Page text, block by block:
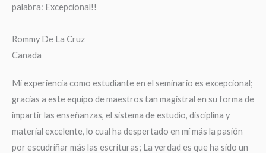
palabra: Excepcional!!
Rommy De La Cruz
Canada
Mi experiencia como estudiante en el seminario es excepcional;
gracias a este equipo de maestros tan magistral en su forma de
impartir las enseñanzas, el sistema de estudio, disciplina y
material excelente, lo cual ha despertado en mí más la pasión
por escudriñar más las escrituras; La verdad es que ha sido un